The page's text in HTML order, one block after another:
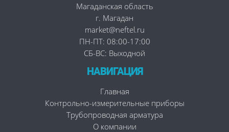
Магаданская область
г. Магадан
market@neftel.ru
ПН-ПТ: 08:00-17:00
СБ-ВС: Выходной
НАВИГАЦИЯ
Главная
Контрольно-измерительные приборы
Трубопроводная арматура
О компании